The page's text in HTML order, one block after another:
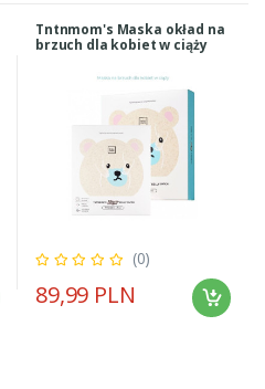
Tntnmom's Maska okład na
brzuch dla kobiet w ciąży
(0)
89,99 PLN